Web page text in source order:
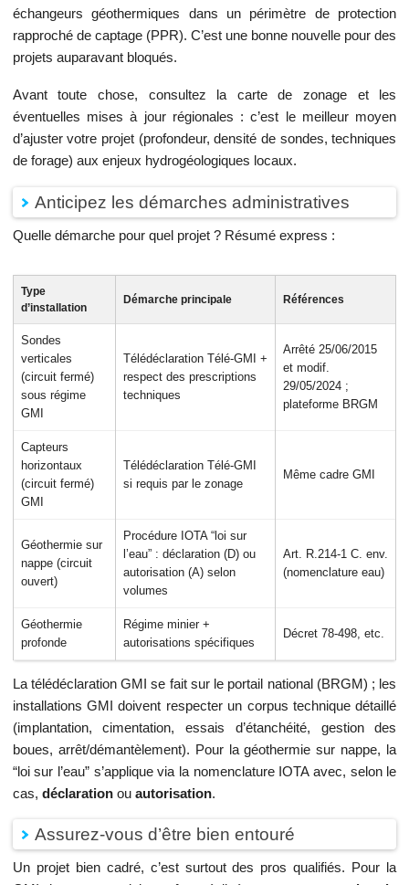
échangeurs géothermiques dans un périmètre de protection
rapproché de captage (PPR). C’est une bonne nouvelle pour des
projets auparavant bloqués.
Avant toute chose, consultez la carte de zonage et les
éventuelles mises à jour régionales : c’est le meilleur moyen
d’ajuster votre projet (profondeur, densité de sondes, techniques
de forage) aux enjeux hydrogéologiques locaux.
Anticipez les démarches administratives
Quelle démarche pour quel projet ? Résumé express :
Type
d’installation
Démarche principale Références
Sondes
verticales
(circuit fermé)
sous régime
GMI
Télédéclaration Télé-GMI +
respect des prescriptions
techniques
Arrêté 25/06/2015
et modif.
29/05/2024 ;
plateforme BRGM
Capteurs
horizontaux
(circuit fermé)
GMI
Télédéclaration Télé-GMI
si requis par le zonage
Même cadre GMI
Géothermie sur
nappe (circuit
ouvert)
Procédure IOTA “loi sur
l’eau” : déclaration (D) ou
autorisation (A) selon
volumes
Art. R.214-1 C. env.
(nomenclature eau)
Géothermie
profonde
Régime minier +
autorisations spécifiques
Décret 78-498, etc.
La télédéclaration GMI se fait sur le portail national (BRGM) ; les
installations GMI doivent respecter un corpus technique détaillé
(implantation, cimentation, essais d’étanchéité, gestion des
boues, arrêt/démantèlement). Pour la géothermie sur nappe, la
“loi sur l’eau” s’applique via la nomenclature IOTA avec, selon le
cas, déclarationou autorisation.
Assurez-vous d’être bien entouré
Un projet bien cadré, c’est surtout des pros qualifiés. Pour la